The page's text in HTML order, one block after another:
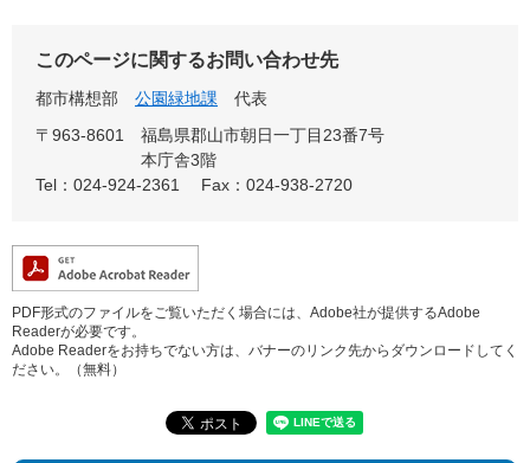
このページに関するお問い合わせ先
都市構想部 公園緑地課
代表
〒963-8601
福島県郡山市朝日一丁目23番7号
本庁舎3階
Tel：024-924-2361
Fax：024-938-2720
PDF形式のファイルをご覧いただく場合には、Adobe社が提供するAdobe
Readerが必要です。
Adobe Readerをお持ちでない方は、バナーのリンク先からダウンロードしてく
ださい。（無料）